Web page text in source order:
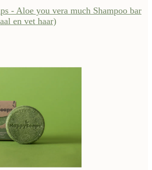
- Aloe you vera much Shampoo bar
en vet haar)